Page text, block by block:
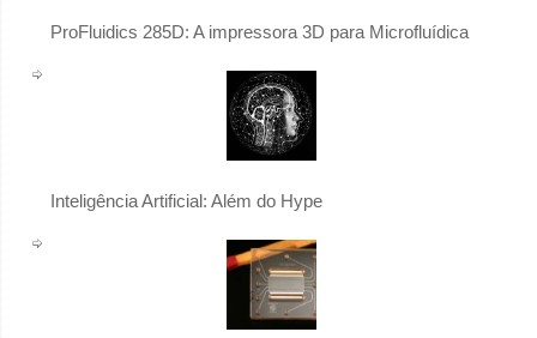
ProFluidics 285D: A impressora 3D para Microfluídica
Inteligência Artificial: Além do Hype